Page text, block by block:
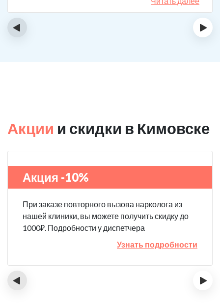
‹ ›
Акции и скидки в Кимовске
Акция -10%
При заказе повторного вызова нарколога из
нашей клиники, вы можете получить скидку до
1000₽. Подробности у диспетчера
Узнать подробности
‹ ›